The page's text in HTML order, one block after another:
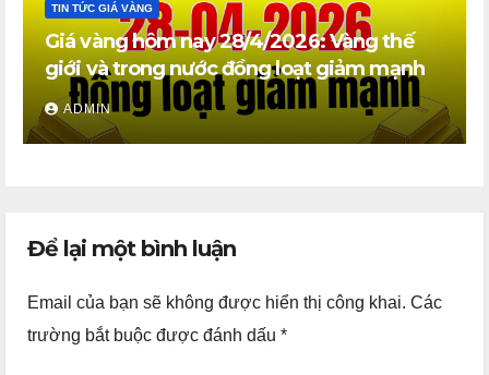
TIN TỨC GIÁ VÀNG
Giá vàng hôm nay 28/4/2026: Vàng thế
giới và trong nước đồng loạt giảm mạnh
ADMIN
Để lại một bình luận
Email của bạn sẽ không được hiển thị công khai. Các
trường bắt buộc được đánh dấu *